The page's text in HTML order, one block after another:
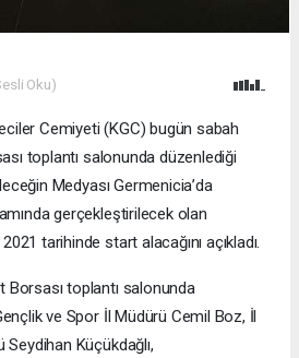
Oku)
Cemiyeti (KGC) bugün sabah
toplantı salonunda düzenlediği
Medyası Germenicia’da
gerçekleştirilecek olan
tarihinde start alacağını açıkladı.
toplantı salonunda
ve Spor İl Müdürü Cemil Boz, İl
Küçükdağlı,